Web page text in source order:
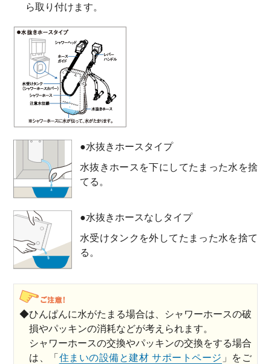
ら取り付けます。
●水抜きホースタイプ
水抜きホースを下にしてたまった水を捨
てる。
●水抜きホースなしタイプ
水受けタンクを外してたまった水を捨て
る。
◆ひんぱんに水がたまる場合は、シャワーホースの破
損やパッキンの消耗などが考えられます。
シャワーホースの交換やパッキンの交換をする場合
は、「 住まいの設備と建材 サポートページ 」をご